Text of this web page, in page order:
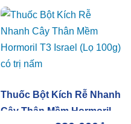
Thuốc Bột Kích Rễ Nhanh
Cây Thân Mềm Hormoril